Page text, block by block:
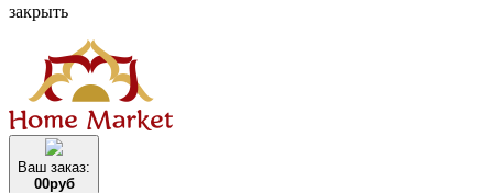
закрыть
Ваш заказ:
00руб